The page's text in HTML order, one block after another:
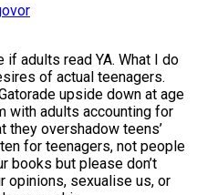
if adults read YA. What I do
of actual teenagers.
upside down at age
with adults accounting for
they overshadow teens’
for teenagers, not people
books but please don’t
opinions, sexualise us, or